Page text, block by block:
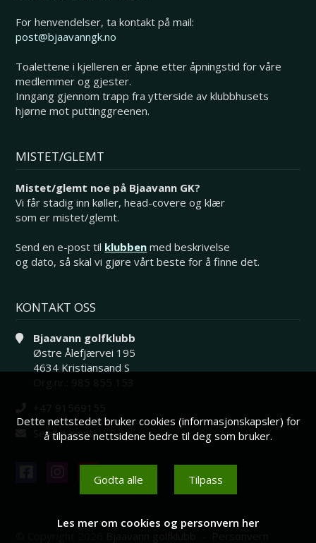
For henvendelser, ta kontakt på mail:
post@bjaavanngk.no
Toalettene i kjelleren er åpne etter åpningstid for våre
medlemmer og gjester.
Inngang gjennom trapp fra ytterside av klubbhusets
hjørne mot puttinggreenen.
MISTET/GLEMT
Mistet/glemt noe på Bjaavann GK?
Vi får stadig inn køller, head-covere og klær
som er mistet/glemt.
Send en e-post til klubben med beskrivelse
og dato, så skal vi gjøre vårt beste for å finne det.
KONTAKT OSS
Bjaavann golfklubb
Østre Ålefjærvei 195
4634 Kristiansand S
Send e-post
Dette nettstedet bruker cookies (informasjonskapsler) for
å tilpasse nettsidene bedre til deg som bruker.
Godta alle Tilpass
Les mer om cookies og personvern her